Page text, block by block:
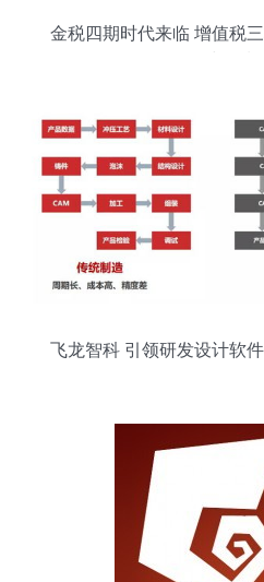
金税四期时代来临 增值税
飞龙智科 引领研发设计软